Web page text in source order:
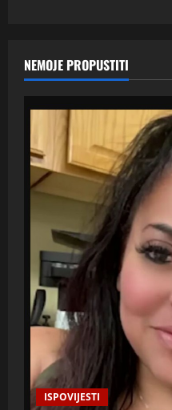
NEMOJE PROPUSTITI
ISPOVIJESTI